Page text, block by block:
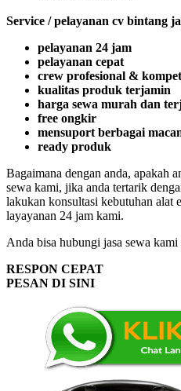
Service / pelayanan cv bintang
pelayanan 24 jam
pelayanan cepat
crew profesional &
kualitas produk terjamin
harga sewa murah dan
free ongkir
mensuport berbagai
ready produk
Bagaimana dengan anda, apakah
sewa kami, jika anda tertarik
lakukan konsultasi kebutuhan alat
layayanan 24 jam kami.
Anda bisa hubungi jasa sewa
RESPON CEPAT
PESAN DI SINI